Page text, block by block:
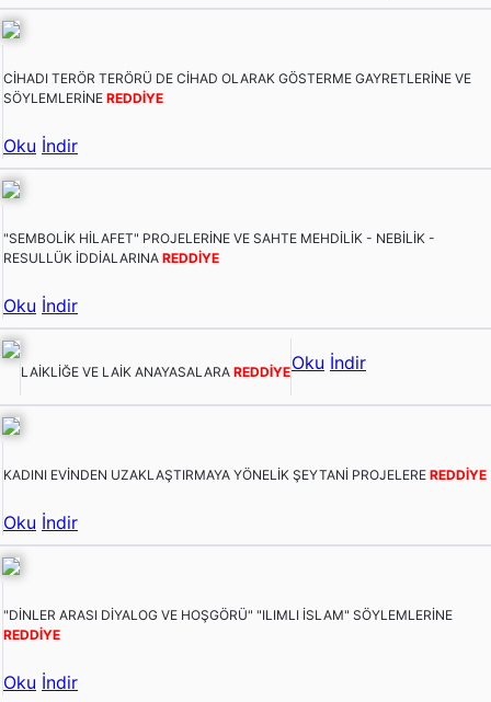
CİHADI TERÖR TERÖRÜ DE CİHAD OLARAK GÖSTERME GAYRETLERİNE VE
SÖYLEMLERİNE REDDİYE
Oku İndir
"SEMBOLİK HİLAFET" PROJELERİNE VE SAHTE MEHDİLİK - NEBİLİK -
RESULLÜK İDDİALARINA REDDİYE
Oku İndir
LAİKLİĞE VE LAİK ANAYASALARA REDDİYEOku İndir
KADINI EVİNDEN UZAKLAŞTIRMAYA YÖNELİK ŞEYTANİ PROJELERE REDDİYE
Oku İndir
"DİNLER ARASI DİYALOG VE HOŞGÖRÜ" "ILIMLI İSLAM" SÖYLEMLERİNE
REDDİYE
Oku İndir